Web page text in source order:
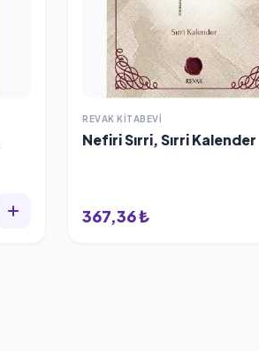
REVAK KITABEVI
Nefiri Sırri, Sırri Kalender
367,36 ₺